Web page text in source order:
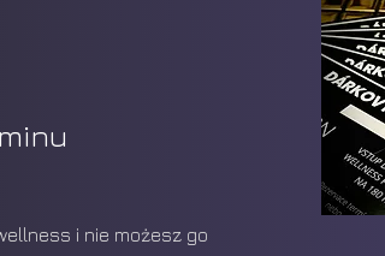
i nie możesz go